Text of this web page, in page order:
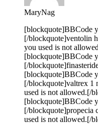
MaryNag
[blockquote]BBCode
[/blockquote]ventolin
you used is not
[blockquote]BBCode
[/
[blockquote]BBCode
[/blockquote]valtrex 1
used is not allowed.[/
[blockquote]BBCode
[/blockquote]propecia
used is not allowed.[/